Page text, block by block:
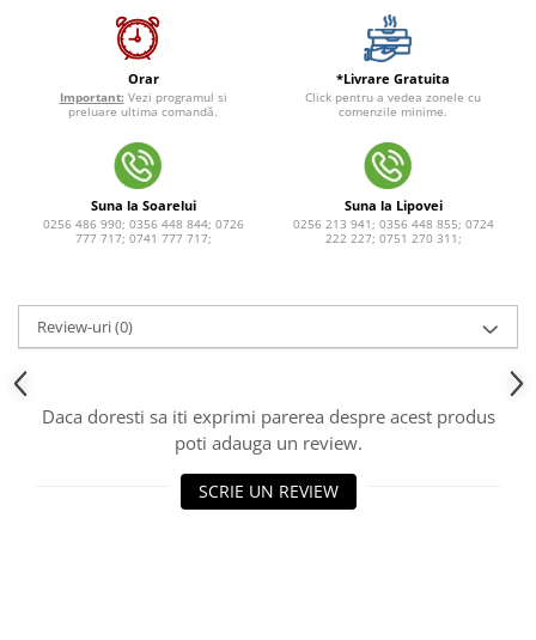
Orar
Important: Vezi programul si
preluare ultima comandă.
*Livrare Gratuita
Click pentru a vedea zonele cu
comenzile minime.
Suna la Soarelui
0256 486 990; 0356 448 844; 0726
777 717; 0741 777 717;
Suna la Lipovei
0256 213 941; 0356 448 855; 0724
222 227; 0751 270 311;
Review-uri(0)
Daca doresti sa iti exprimi parerea despre acest produs
poti adauga un review.
SCRIE UN REVIEW